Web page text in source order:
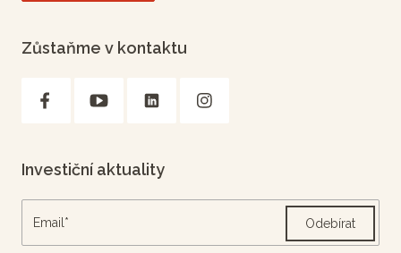
Zůstaňme v kontaktu
Investiční aktuality
Odebírat